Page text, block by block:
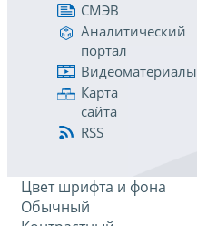
СМЭВ
Аналитический
портал
Видеоматериалы
Карта
сайта
RSS
Цвет шрифта и фона
Обычный